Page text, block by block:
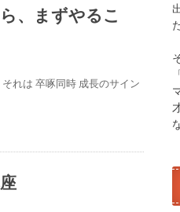
、まずやるこ
れは 卒啄同時 成長のサイン